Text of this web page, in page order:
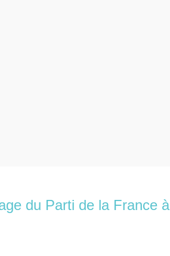
du Parti de la France à